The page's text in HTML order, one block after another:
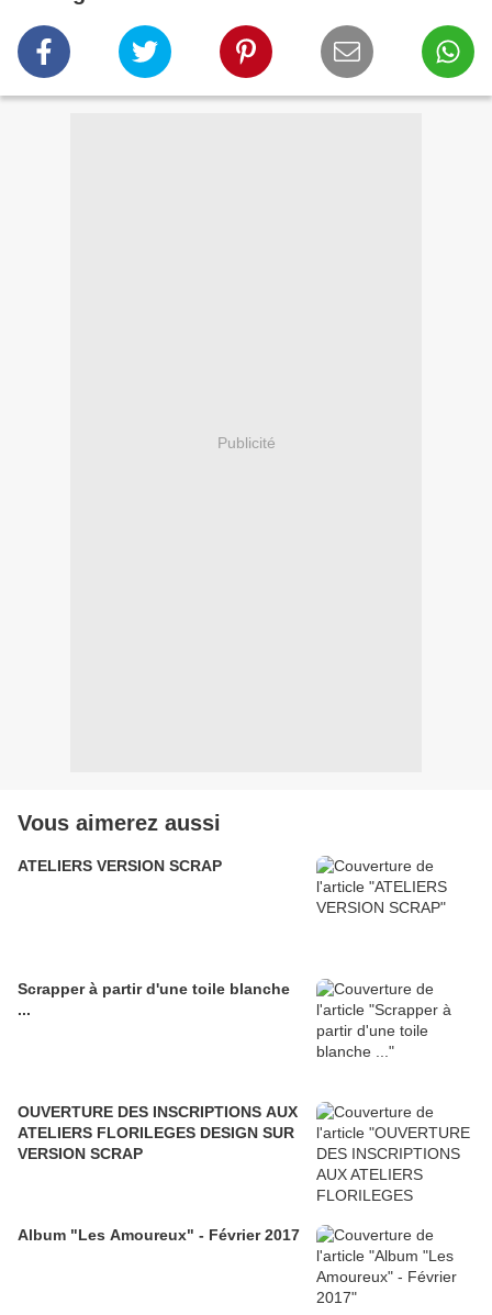
Publicité
Vous aimerez aussi
ATELIERS VERSION SCRAP
Scrapper à partir d'une toile blanche
...
OUVERTURE DES INSCRIPTIONS AUX
ATELIERS FLORILEGES DESIGN SUR
VERSION SCRAP
Album "Les Amoureux" - Février 2017